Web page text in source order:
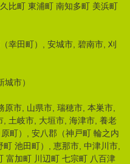
比町 東浦町 南知多町 美浜町
幸田町）, 安城市, 碧南市, 刈
市）
原市, 山県市, 瑞穂市, 本巣市,
土岐市, 大垣市, 海津市, 養老
町）, 安八郡（神戸町 輪之内
池田町）, 恵那市, 中津川市,
富加町 川辺町 七宗町 八百津